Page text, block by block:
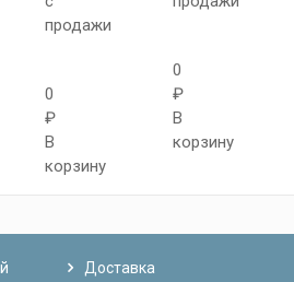
продажи
0
₽
В
корзину
0
₽
В
корзину
Доставка